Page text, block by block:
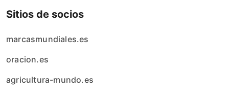
Sitios de socios
marcasmundiales.es
oracion.es
agricultura-mundo.es